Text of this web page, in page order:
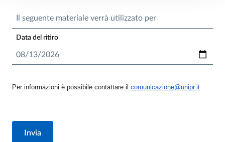
Il seguente materiale verrà utilizzato per
Data del ritiro
Per informazioni è possibile contattare il comunicazione@unipr.it